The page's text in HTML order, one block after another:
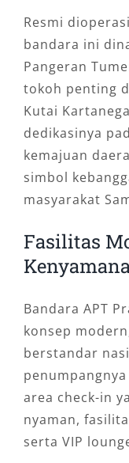
Resmi
bandara ini
Pangeran
tokoh penting
Kutai
dedikasinya
kemajuan
simbol
masyarakat
Fasilitas
Bandara APT
konsep
berstandar
area check-in
nyaman,
serta VIP